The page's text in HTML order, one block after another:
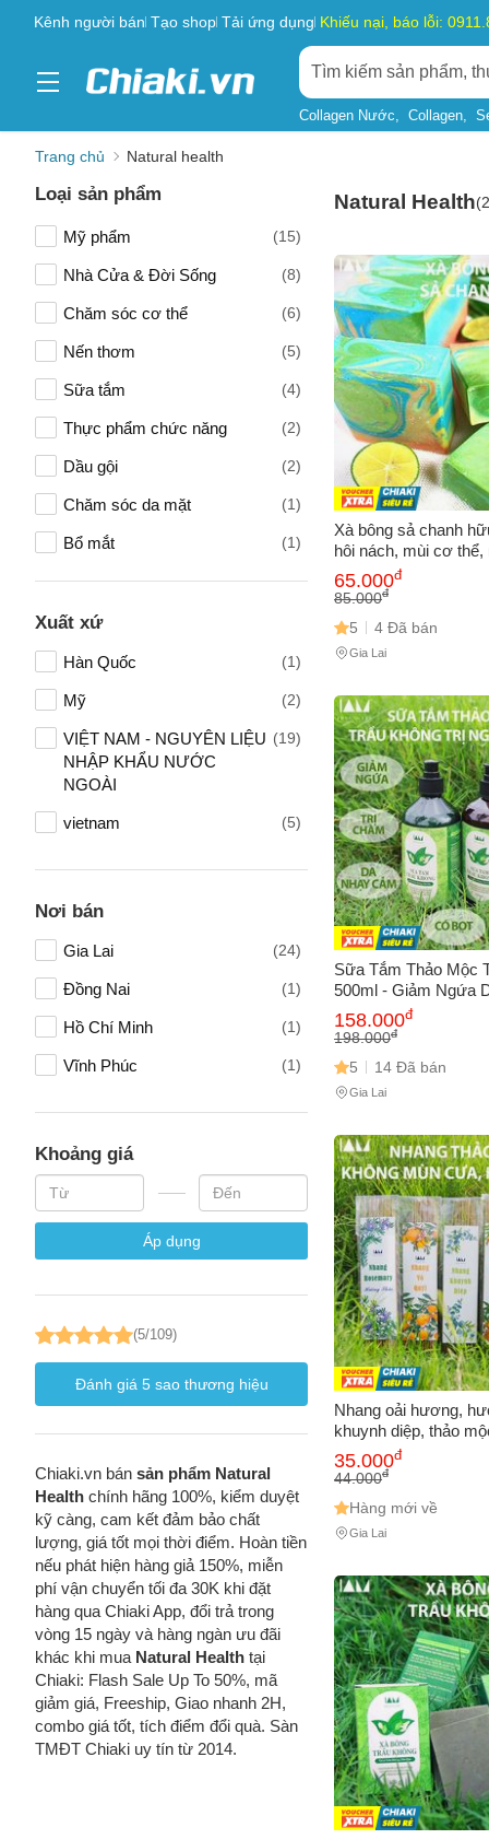
Kênh người bán Tạo shop Tải ứng dụng Khiếu nại, báo lỗi:
Collagen Nước Collagen
Trang chủ Natural health
Loại sản phẩm
Mỹ phẩm (15)
Nhà Cửa & Đời Sống (8)
Chăm sóc cơ thể (6)
Nến thơm (5)
Sữa tắm (4)
Thực phẩm chức năng (2)
Dầu gội (2)
Chăm sóc da mặt (1)
Bổ mắt (1)
Bổ trợ xương khớp (1)
Sữa rửa mặt
Chăm sóc tóc (1)
Thực phẩm - Hàng tiêu dùng (1)
Vệ sinh Chén, Bát, Bếp, Rửa
kính
(1)
Kem đánh răng
Chăm sóc cá nhân (1)
Xuất xứ
Hàn Quốc (1)
Mỹ (2)
VIỆT NAM - NGUYÊN LIỆU
NHẬP KHẨU NƯỚC
NGOÀI
(19)
vietnam (5)
Nơi bán
Gia Lai (24)
Đồng Nai (1)
Hồ Chí Minh (1)
Vĩnh Phúc (1)
Khoảng giá
Áp dụng
(5/109)
Đánh giá 5sao thương hiệu
Chiaki.vn bán sản phẩm Natural
Health chính hãng 100%, kiểm duyệt
kỹ càng, cam kết đảm bảo chất
lượng, giá tốt mọi thời điểm. Hoàn tiền
nếu phát hiện hàng giả 150%, miễn
phí vận chuyển tối đa 30K khi đặt
hàng qua Chiaki App, đổi trả trong
vòng 15 ngày và hàng ngàn ưu đãi
khác khi mua Natural Health tại
Chiaki: Flash Sale Up To 50%, mã
giảm giá, Freeship, Giao nhanh 2H,
combo giá tốt, tích điểm đổi quà. Sàn
TMĐT Chiaki uy tín từ 2014.
Natural Health(
Xà bông sả chanh
hôi nách, mùi cơ
mẩn ngứa - 135g
nhiên, kháng khuẩn
65.000đ
85.000đ
5 4 Đã bán
Gia Lai
Sữa Tắm Thảo Mộc
500ml - Giảm Ngứa
Vẩy Nến, Kháng
Dưỡng Ẩm Da
158.000đ
198.000đ
5 14 Đã bán
Gia Lai
Nhang oải hương,
khuynh diệp, thảo
quýt, vỏ bưởi. Dài 30
35.000đ
44.000đ
Hàng mới về
Gia Lai
Tên
Số
Email